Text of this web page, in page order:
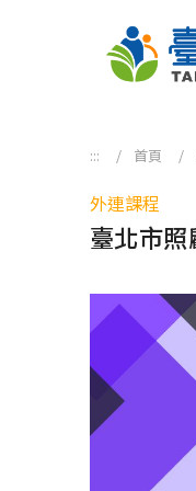
::: 首頁
外連課程
臺北市